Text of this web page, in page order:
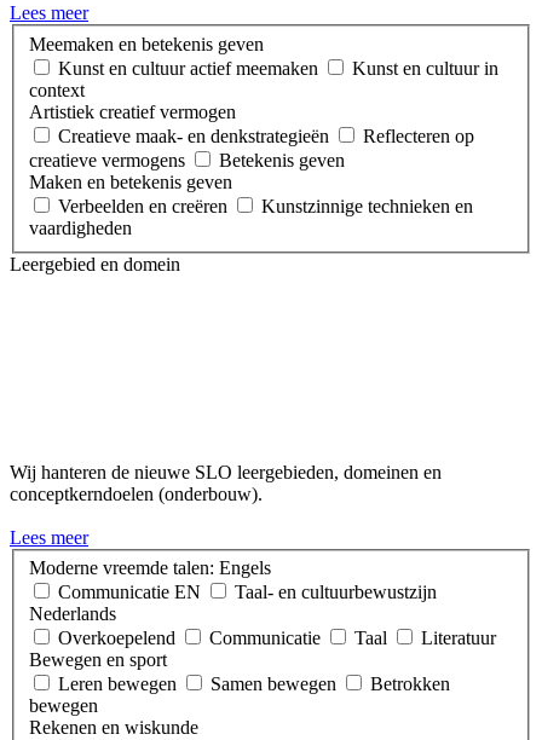
Lees meer
Meemaken en betekenis geven
Kunst en cultuur actief meemaken
Kunst en cultuur in
context
Artistiek creatief vermogen
Creatieve maak- en denkstrategieën
Reflecteren op
creatieve vermogens
Betekenis geven
Maken en betekenis geven
Verbeelden en creëren
Kunstzinnige technieken en
vaardigheden
Leergebied en domein
Wij hanteren de nieuwe SLO leergebieden, domeinen en
conceptkerndoelen (onderbouw).
Lees meer
Moderne vreemde talen: Engels
Communicatie EN
Taal- en cultuurbewustzijn
Nederlands
Overkoepelend
Communicatie Taal
Literatuur
Bewegen en sport
Leren bewegen
Samen bewegen
Betrokken
bewegen
Rekenen en wiskunde